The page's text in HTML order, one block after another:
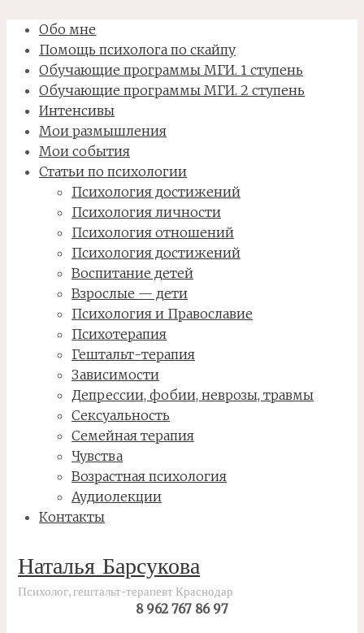
Обо мне
Помощь психолога по скайпу
Обучающие программы МГИ. 1 ступень
Обучающие программы МГИ. 2 ступень
Интенсивы
Мои размышления
Мои события
Статьи по психологии
Психология достижений
Психология личности
Психология отношений
Психология достижений
Воспитание детей
Взрослые — дети
Психология и Православие
Психотерапия
Гештальт-терапия
Зависимости
Депрессии, фобии, неврозы, травмы
Сексуальность
Семейная терапия
Чувства
Возрастная психология
Аудиолекции
Контакты
Наталья Барсукова
Психолог, гештальт-терапевт Краснодар
8 962 767 86 97